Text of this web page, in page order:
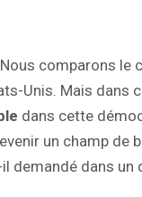
comparons le
Unis. Mais dans
dans cette
un champ de
demandé dans un